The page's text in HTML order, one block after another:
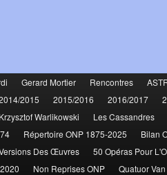
Gerard Mortier Rencontres
2015 2015/2016 2016/2017
Krzysztof Warlikowski Les Cassandres
Répertoire ONP 1875-2025 Bilan
Des Œuvres 50 Opéras Pour
Non Reprises ONP Quatuor